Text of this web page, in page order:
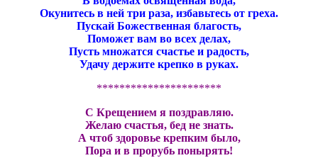
Окунитесь в ней три раза, избавьтесь от греха.
Пускай Божественная благость,
Поможет вам во всех делах,
Пусть множатся счастье и радость,
Удачу держите крепко в руках.
**********************
С Крещением я поздравляю.
Желаю счастья, бед не знать.
А чтоб здоровье крепким было,
Пора и в прорубь понырять!